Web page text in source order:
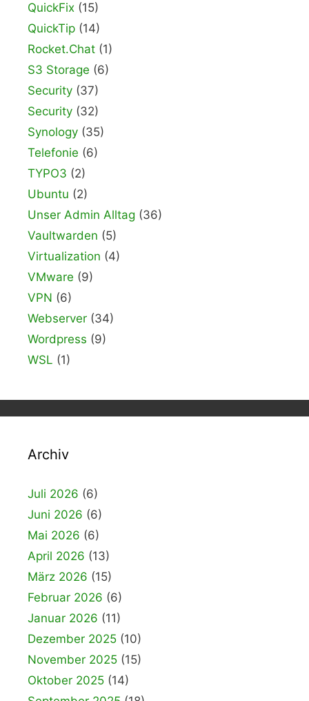
QuickFix (15)
QuickTip (14)
Rocket.Chat (1)
S3 Storage (6)
Security (37)
Security (32)
Synology (35)
Telefonie (6)
TYPO3 (2)
Ubuntu (2)
Unser Admin Alltag (36)
Vaultwarden (5)
Virtualization (4)
VMware (9)
VPN (6)
Webserver (34)
Wordpress (9)
WSL (1)
Archiv
Juli 2026 (6)
Juni 2026 (6)
Mai 2026 (6)
April 2026 (13)
März 2026 (15)
Februar 2026 (6)
Januar 2026 (11)
Dezember 2025 (10)
November 2025 (15)
Oktober 2025 (14)